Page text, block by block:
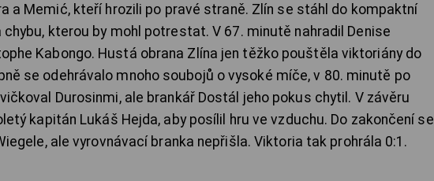
a Memić, kteří hrozili po pravé straně. Zlín se stáhl do kompaktní
chybu, kterou by mohl potrestat. V 67. minutě nahradil Denise
Kabongo. Hustá obrana Zlína jen těžko pouštěla viktoriány do
se odehrávalo mnoho soubojů o vysoké míče, v 80. minutě po
Durosinmi, ale brankář Dostál jeho pokus chytil. V závěru
kapitán Lukáš Hejda, aby posílil hru ve vzduchu. Do zakončení se
ale vyrovnávací branka nepřišla. Viktoria tak prohrála 0:1.